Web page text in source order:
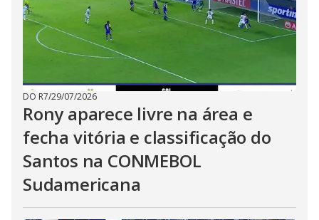
DO R7/29/07/2026
Rony aparece livre na área e
fecha vitória e classificação do
Santos na CONMEBOL
Sudamericana